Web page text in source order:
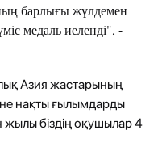
барлығы жүлдемен
медаль иеленді", -
Азия жастарының
нақты ғылымдарды
жылы біздің оқушылар 4